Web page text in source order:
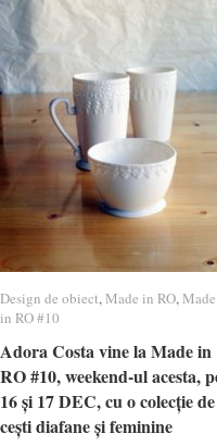
Design de obiect,Made in RO,Made
in RO #10
Adora Costa vine la Made in
RO #10, weekend-ul acesta,
16 și 17 DEC, cu o colecție de
cești diafane și feminine
Design de obiect Made in RO Made
in RO #10
Adora Costa vine la Made in
RO #10, weekend-ul acesta,
16 și 17 DEC, cu o colecție de
cești diafane și feminine